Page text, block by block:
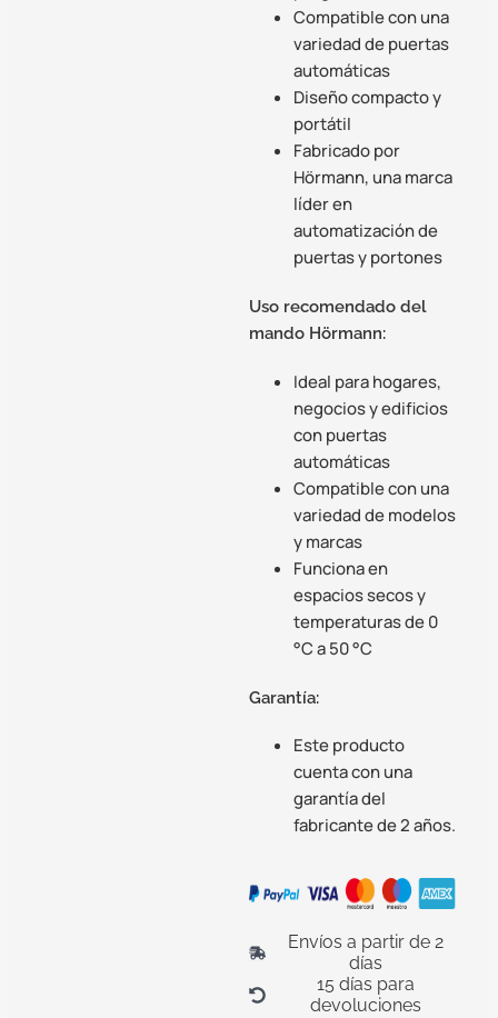
Compatible con una
variedad de puertas
automáticas
Diseño compacto y
portátil
Fabricado por
Hörmann, una marca
líder en
automatización de
puertas y portones
Uso recomendado del
mando Hörmann:
Ideal para hogares,
negocios y edificios
con puertas
automáticas
Compatible con una
variedad de modelos
y marcas
Funciona en
espacios secos y
temperaturas de 0
°C a 50 °C
Garantía:
Este producto
cuenta con una
garantía del
fabricante de 2 años.
Envíos a partir de 2
días
15 días para
devoluciones